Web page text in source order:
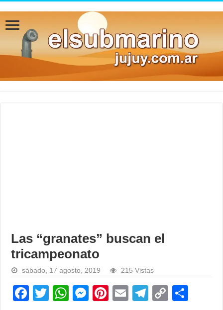
Las “granates” buscan el
tricampeonato
sábado, 17 agosto, 2019 215 Vistas
F
T
W
M
Pi
E
T
C